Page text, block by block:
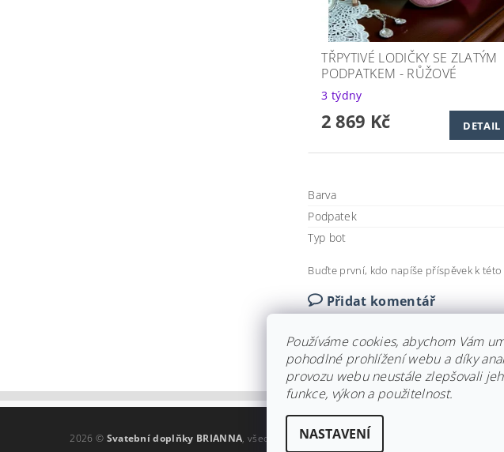
TŘPYTIVÉ LODIČKY SE ZLATÝM
PODPATKEM - RŮŽOVÉ
3 týdny
2 869 Kč DETAIL
Barva
Podpatek
Typ bot
Buďte první, kdo napíše příspěvek k
Přidat komentář
2026 © Svatební doplňky BRIANNA, všechna práva vyhrazenaUpravit nastavení cookies
Používáme cookies, abychom Vám
pohodlné prohlížení webu a díky
provozu webu neustále zlepšovali
funkce, výkon a použitelnost.
NASTAVENÍ